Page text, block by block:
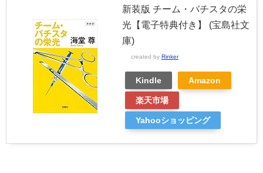
新装版 チーム・バチスタの栄
光【電子特典付き】 (宝島社文
庫)
created by Rinker
Kindle Amazon
楽天市場
Yahooショッピング